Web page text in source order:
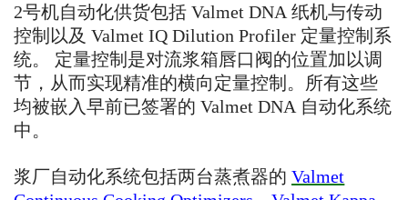
2号机自动化供货包括 Valmet DNA纸机与传动
控制以及 Valmet IQ Dilution Profiler 定量控制系
统。
定量控制是对流浆箱唇口阀的位置加以调
节，从而实现精准的横向定量控制。所有这些
均被嵌入早前已签署的 Valmet DNA 自动化系统
中。
浆厂自动化系统包括两台蒸煮器的 Valmet